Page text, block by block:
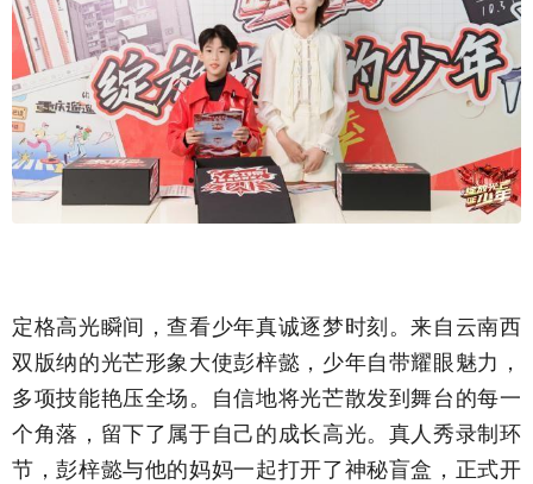
定格高光瞬间，查看少年真诚逐梦时刻。来自云南西
双版纳的光芒形象大使彭梓懿，少年自带耀眼魅力，
多项技能艳压全场。自信地将光芒散发到舞台的每一
个角落，留下了属于自己的成长高光。真人秀录制环
节，彭梓懿与他的妈妈一起打开了神秘盲盒，正式开